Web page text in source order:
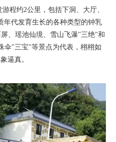
程约2公里，包括下洞、大厅、
年代发育生长的各种类型的钟乳
、瑶池仙境、雪山飞瀑"三绝"和
伞"三宝"等景点为代表，栩栩如
逼真。